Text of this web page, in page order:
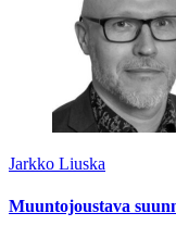
Jarkko Liuska
Muuntojoustava